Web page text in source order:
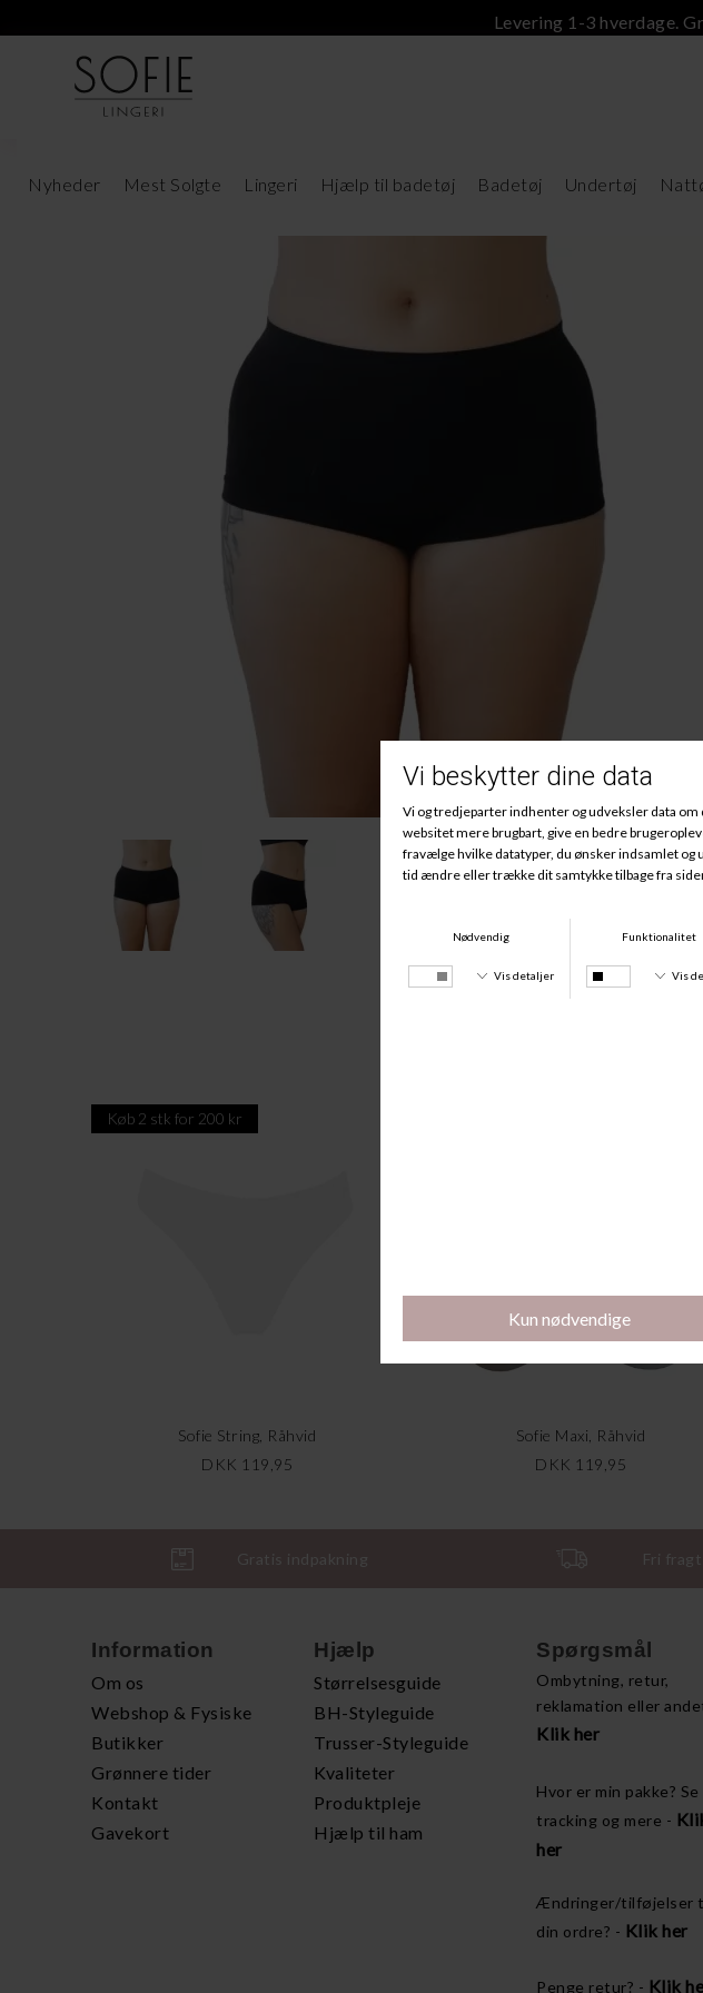
Levering 1-3 hverdage.
Nyheder Mest Solgte Lingeri Hjælp til badetøj Badetøj Undertøj
Køb 2 stk for 200 kr
Sofie String, Råhvid
DKK 119,95
Sofie Maxi, Råhvid
DKK 119,95
Gratis indpakning Fri
Information
Om os
Webshop & Fysiske
Butikker
Grønnere tider
Kontakt
Gavekort
Hjælp
Størrelsesguide
BH-Styleguide
Trusser-Styleguide
Kvaliteter
Produktpleje
Hjælp til ham
Spørgsmål
Ombytning, retur,
reklamation eller
Klik her
Hvor er min pakke? Se
tracking og mere -
her
Ændringer/tilføjelser
din ordre? - Klik her
Penge retur? - Klik